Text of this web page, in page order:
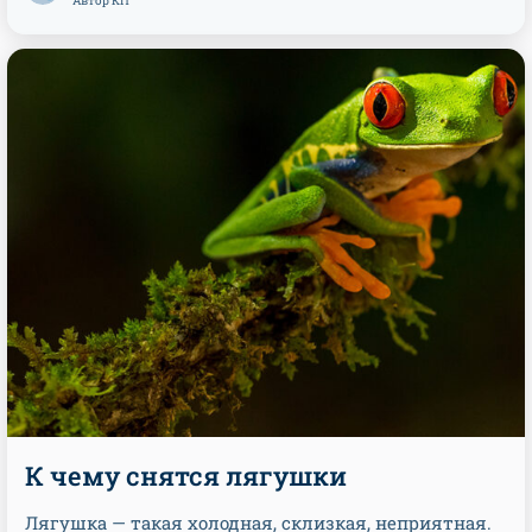
К чему снятся лягушки
Лягушка — такая холодная, склизкая, неприятная.